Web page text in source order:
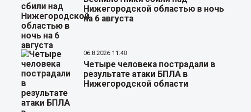
Нижегородской областью в ночь
на 6 августа
06.8.2026 11:40
Четыре человека пострадали в
результате атаки БПЛА в
Нижегородской области